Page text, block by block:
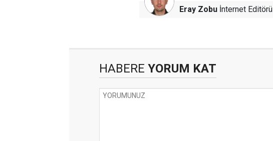
Eray Zobu İnternet Editörü
HABERE YORUM KAT